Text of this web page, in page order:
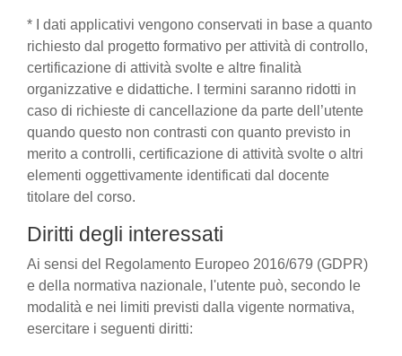
* I dati applicativi vengono conservati in base a quanto
richiesto dal progetto formativo per attività di controllo,
certificazione di attività svolte e altre finalità
organizzative e didattiche. I termini saranno ridotti in
caso di richieste di cancellazione da parte dell’utente
quando questo non contrasti con quanto previsto in
merito a controlli, certificazione di attività svolte o altri
elementi oggettivamente identificati dal docente
titolare del corso.
Diritti degli interessati
Ai sensi del Regolamento Europeo 2016/679 (GDPR)
e della normativa nazionale, l'utente può, secondo le
modalità e nei limiti previsti dalla vigente normativa,
esercitare i seguenti diritti: